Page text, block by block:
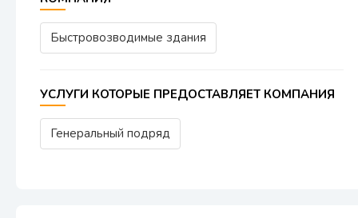
Быстровозводимые здания
УСЛУГИ КОТОРЫЕ ПРЕДОСТАВЛЯЕТ КОМПАНИЯ
Генеральный подряд